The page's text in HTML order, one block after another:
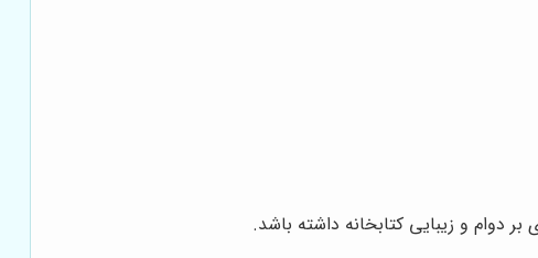
دوام و زیبایی کتابخانه داشته باشد.